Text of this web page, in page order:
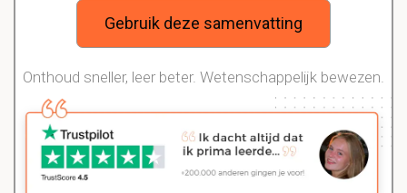
Gebruik deze samenvatting
Onthoud sneller, leer beter. Wetenschappelijk bewezen.